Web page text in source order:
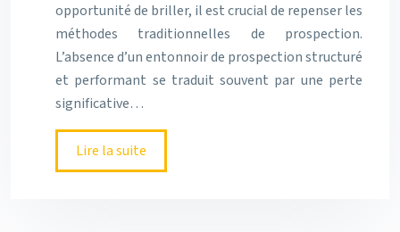
opportunité de briller, il est crucial de repenser les
méthodes traditionnelles de prospection.
L’absence d’un entonnoir de prospection structuré
et performant se traduit souvent par une perte
significative…
Lire la suite